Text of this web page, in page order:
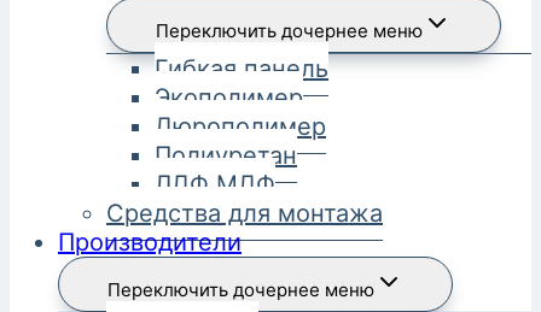
Переключить дочернее меню
Гибкая панель
Экополимер
Дюрополимер
Полиуретан
ЛДФ МДФ
Средства для монтажа
Производители
Переключить дочернее меню